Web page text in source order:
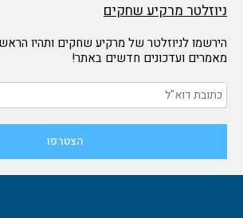
ניוזלטר מרקיע שחקים
הירשמו לניוזלטר של מרקיע שחקים ותהיו
מאמרים ועדכונים חדשים באתר!